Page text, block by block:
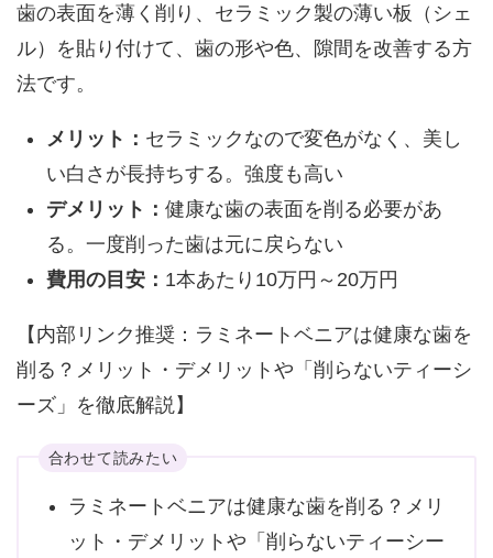
歯の表面を薄く削り、セラミック製の薄い板（シェ
ル）を貼り付けて、歯の形や色、隙間を改善する方
法です。
メリット： セラミックなので変色がなく、美し
い白さが長持ちする。強度も高い
デメリット： 健康な歯の表面を削る必要があ
る。一度削った歯は元に戻らない
費用の目安： 1本あたり10万円～20万円
【内部リンク推奨：ラミネートベニアは健康な歯を
削る？メリット・デメリットや「削らないティーシ
ーズ」を徹底解説】
合わせて読みたい
ラミネートベニアは健康な歯を削る？メリ
ット・デメリットや「削らないティーシー